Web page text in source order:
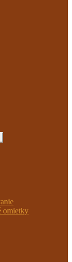
omietky